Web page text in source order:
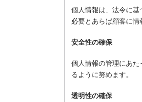
個人情報は、法令に
必要とあらば顧客に
安全性の確保
個人情報の管理にあ
るように努めます。
透明性の確保